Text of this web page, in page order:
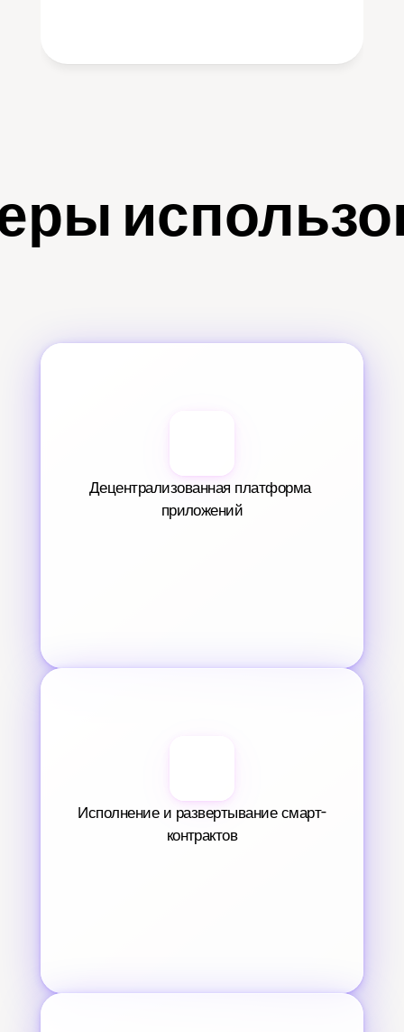
Децентрализованная платформа
приложений
Исполнение и развертывание смарт-
контрактов